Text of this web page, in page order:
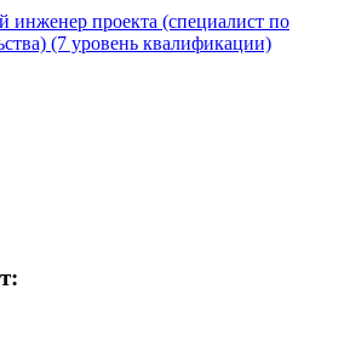
инженер проекта (специалист по
(7 уровень квалификации)